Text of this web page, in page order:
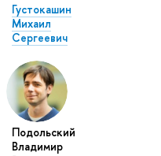
Густокашин
Михаил
Сергеевич
Подольский
Владимир